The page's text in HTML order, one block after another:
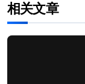
相关文章